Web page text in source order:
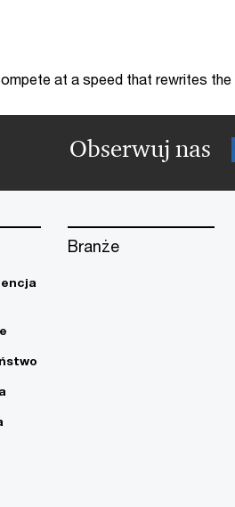
at a speed that rewrites the
Obserwuj nas
Branże